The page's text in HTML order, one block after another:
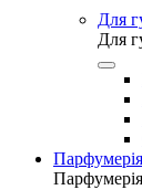
Для
Для
Парфумерія
Парфумерія